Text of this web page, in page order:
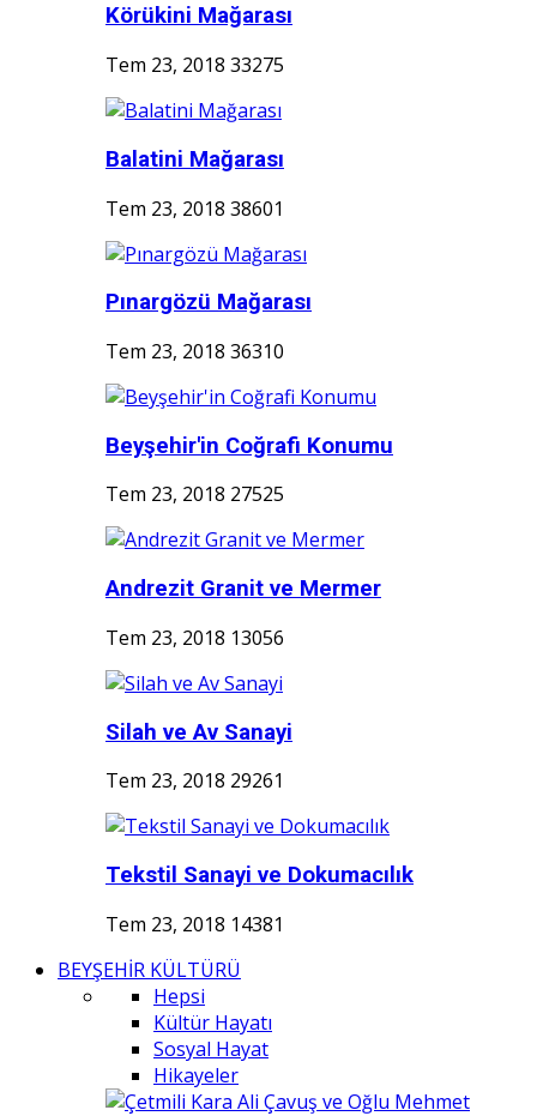
Körükini Mağarası
Tem 23, 2018 33275
Balatini Mağarası
Tem 23, 2018 38601
Pınargözü Mağarası
Tem 23, 2018 36310
Beyşehir'in Coğrafi Konumu
Tem 23, 2018 27525
Andrezit Granit ve Mermer
Tem 23, 2018 13056
Silah ve Av Sanayi
Tem 23, 2018 29261
Tekstil Sanayi ve Dokumacılık
Tem 23, 2018 14381
BEYŞEHİR KÜLTÜRÜ
Hepsi
Kültür Hayatı
Sosyal Hayat
Hikayeler